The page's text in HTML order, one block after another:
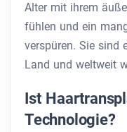
Alter mit ihrem
fühlen und ein
verspüren. Sie sind
Land und weltweit
Ist
Technologie?